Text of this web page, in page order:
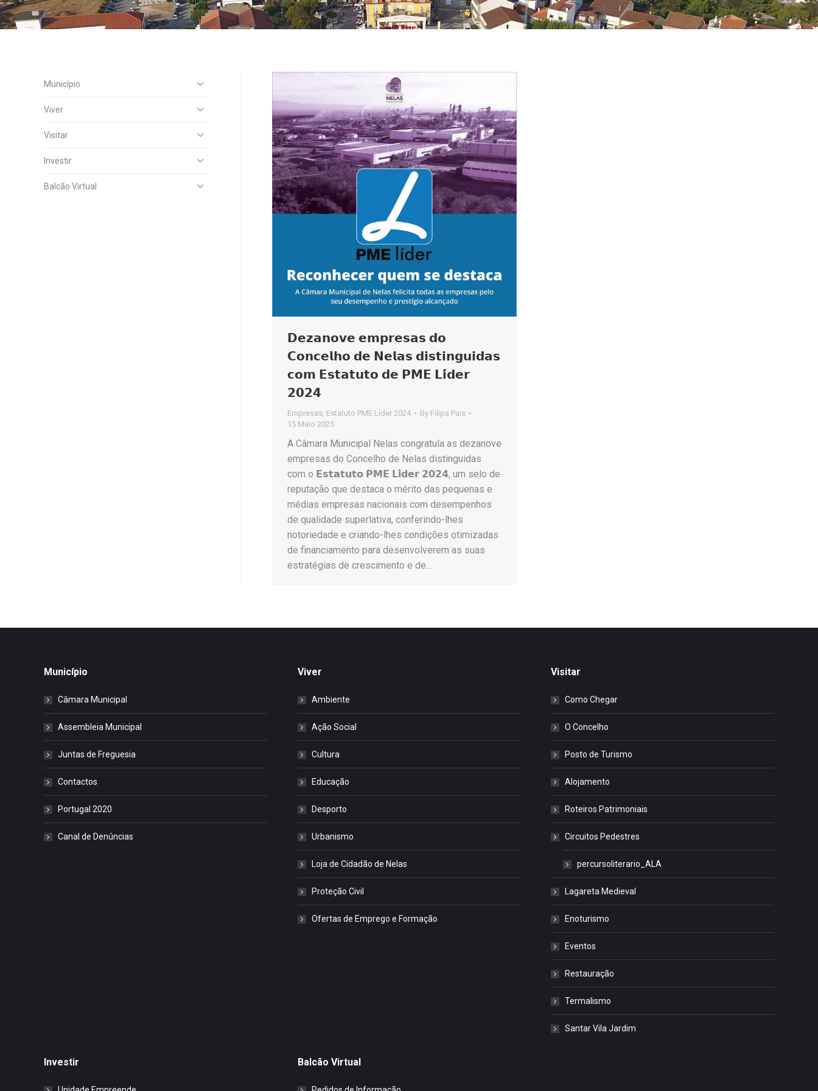
𝗗𝗲𝘇𝗮𝗻𝗼𝘃𝗲 𝗲𝗺𝗽𝗿𝗲𝘀𝗮𝘀 𝗱𝗼
𝗖𝗼𝗻𝗰𝗲𝗹𝗵𝗼 𝗱𝗲 𝗡𝗲𝗹𝗮𝘀 𝗱𝗶𝘀𝘁𝗶𝗻𝗴𝘂𝗶𝗱𝗮𝘀
𝗰𝗼𝗺 𝗘𝘀𝘁𝗮𝘁𝘂𝘁𝗼 𝗱𝗲 𝗣𝗠𝗘 𝗟𝗶́𝗱𝗲𝗿
𝟮𝟬𝟮𝟰
Empresas, Estatuto PME Líder 2024 By Filipa Pais
15 Maio 2025
A Câmara Municipal Nelas congratula as dezanove
empresas do Concelho de Nelas distinguidas
com o 𝗘𝘀𝘁𝗮𝘁𝘂𝘁𝗼 𝗣𝗠𝗘 𝗟𝗶́𝗱𝗲𝗿 𝟮𝟬𝟮𝟰, um selo de
reputação que destaca o mérito das pequenas e
médias empresas nacionais com desempenhos
de qualidade superlativa, conferindo-lhes
notoriedade e criando-lhes condições otimizadas
de financiamento para desenvolverem as suas
estratégias de crescimento e de…
Município
Viver
Visitar
Investir
Balcão Virtual
Município
Câmara Municipal
Assembleia Municipal
Juntas de Freguesia
Contactos
Portugal 2020
Canal de Denúncias
Viver
Ambiente
Ação Social
Cultura
Educação
Desporto
Urbanismo
Loja de Cidadão de Nelas
Proteção Civil
Ofertas de Emprego e Formação
Visitar
Como Chegar
O Concelho
Posto de Turismo
Alojamento
Roteiros Patrimoniais
Circuitos Pedestres
percursoliterario_ALA
Lagareta Medieval
Enoturismo
Eventos
Restauração
Termalismo
Santar Vila Jardim
Investir Balcão Virtual